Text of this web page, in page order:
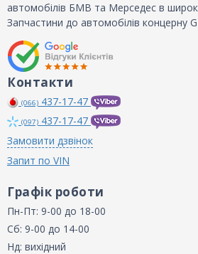
автомобілів БМВ та Мерседес в
Запчастини до автомобілів концерну
Контакти
(066) 437-17-47
(097) 437-17-47
Замовити дзвінок
Запит по VIN
Графік роботи
Пн-Пт: 9-00 до 18-00
Сб: 9-00 до 14-00
Нд: вихідний